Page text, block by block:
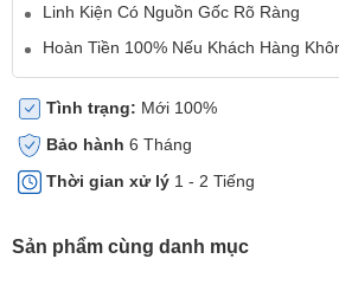
Linh Kiện Có Nguồn Gốc Rõ Ràng
Hoàn Tiền 100% Nếu Khách Hàng
Tình trạng: Mới 100%
Bảo hành 6 Tháng
Thời gian xử lý 1 - 2 Tiếng
Sản phẩm cùng danh mục